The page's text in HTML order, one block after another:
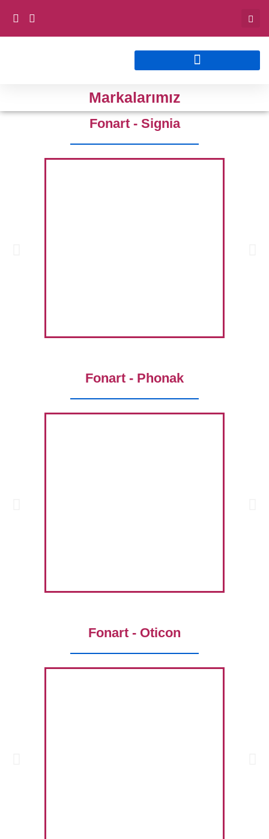
Markalarımız
Fonart - Signia
Fonart - Phonak
Fonart - Oticon